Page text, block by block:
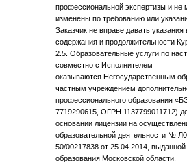
профессиональной экспертизы и не
изменены по требованию или
Заказчик не вправе давать
содержания и продолжительности
2.5. Образовательные услуги по
совместно с Исполнителем
оказываются Негосударственным
частным учреждением
профессионального образования
7719290615, ОГРН 1137799011712)
основании лицензии на
образовательной деятельности №
50/00217838 от 25.04.2014,
образования Московской области.